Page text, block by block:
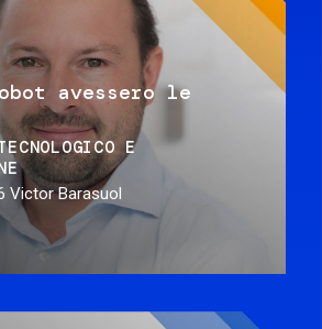
avessero le
E
Victor Barasuol